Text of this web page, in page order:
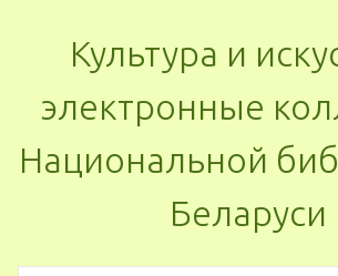
Культура и
электронные
Национальной
Беларуси